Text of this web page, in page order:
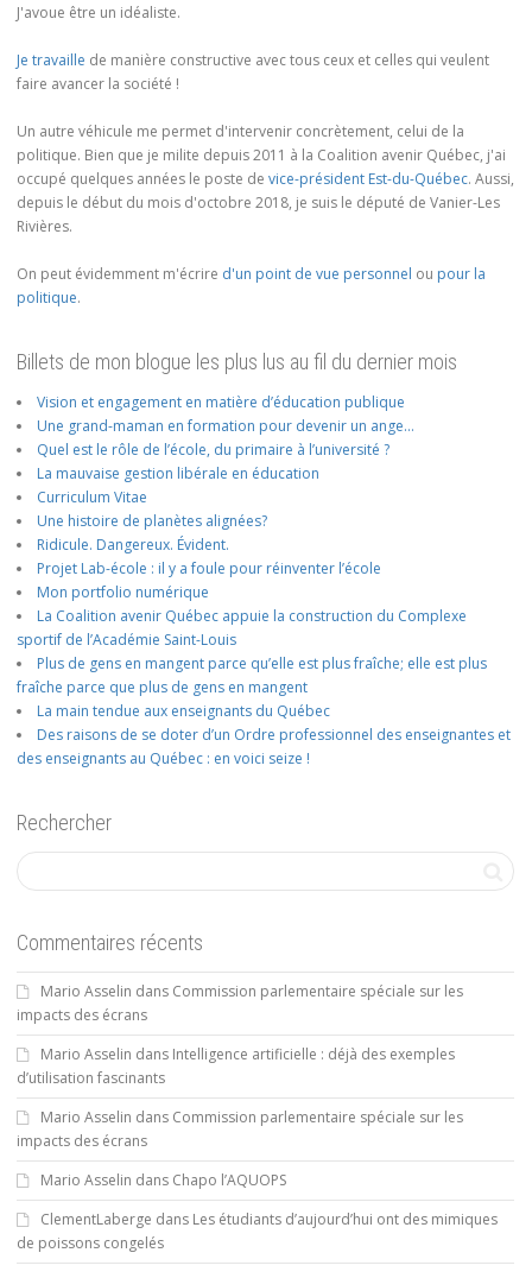
J'avoue être un idéaliste.
Je travaille de manière constructive avec tous ceux et celles qui veulent
faire avancer la société !
Un autre véhicule me permet d'intervenir concrètement, celui de la
politique. Bien que je milite depuis 2011 à la Coalition avenir Québec, j'ai
occupé quelques années le poste de vice-président Est-du-Québec. Aussi,
depuis le début du mois d'octobre 2018, je suis le député de Vanier-Les
Rivières.
On peut évidemment m'écrire d'un point de vue personnel ou pour la
politique.
Billets de mon blogue les plus lus au fil du dernier mois
Vision et engagement en matière d’éducation publique
Une grand-maman en formation pour devenir un ange…
Quel est le rôle de l’école, du primaire à l’université ?
La mauvaise gestion libérale en éducation
Curriculum Vitae
Une histoire de planètes alignées?
Ridicule. Dangereux. Évident.
Projet Lab-école : il y a foule pour réinventer l’école
Mon portfolio numérique
La Coalition avenir Québec appuie la construction du Complexe
sportif de l’Académie Saint-Louis
Plus de gens en mangent parce qu’elle est plus fraîche; elle est plus
fraîche parce que plus de gens en mangent
La main tendue aux enseignants du Québec
Des raisons de se doter d’un Ordre professionnel des enseignantes et
des enseignants au Québec : en voici seize !
Rechercher
Commentaires récents
Mario Asselin dans Commission parlementaire spéciale sur les
impacts des écrans
Mario Asselin dans Intelligence artificielle : déjà des exemples
d’utilisation fascinants
Mario Asselin dans Commission parlementaire spéciale sur les
impacts des écrans
Mario Asselin dans Chapo l’AQUOPS
ClementLaberge dans Les étudiants d’aujourd’hui ont des mimiques
de poissons congelés